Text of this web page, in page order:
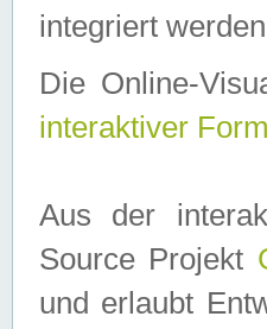
integriert
Die Online-
interaktiver Form
Aus der
Source Projekt
und erlaubt